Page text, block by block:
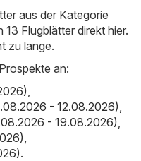
aus der Kategorie
Flugblätter direkt hier.
zu lange.
an:
- 12.08.2026)
- 19.08.2026)
.